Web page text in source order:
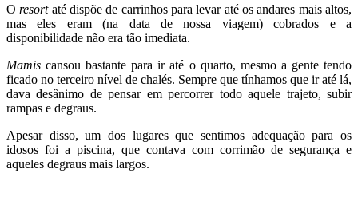
Oresort até dispõe de carrinhos para levar até os andares mais altos,
mas eles eram (na data de nossa viagem) cobrados e a
disponibilidade não era tão imediata.
Mamiscansou bastante para ir até o quarto, mesmo a gente tendo
ficado no terceiro nível de chalés. Sempre que tínhamos que ir até lá,
dava desânimo de pensar em percorrer todo aquele trajeto, subir
rampas e degraus.
Apesar disso, um dos lugares que sentimos adequação para os
idosos foi a piscina, que contava com corrimão de segurança e
aqueles degraus mais largos.